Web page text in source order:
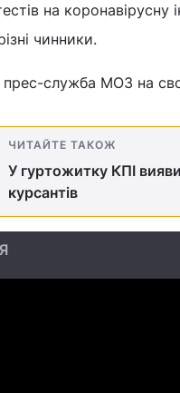
на коронавірусну
чинники.
служба МОЗ на
ЧИТАЙТЕ ТАКОЖ
У гуртожитку КПІ
курсантів